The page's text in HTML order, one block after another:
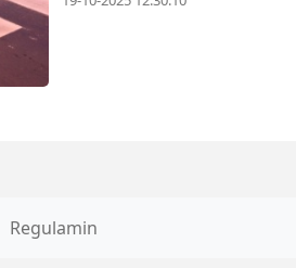
Regulamin